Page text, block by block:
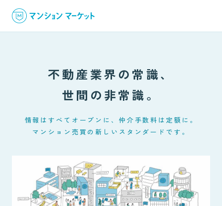
不動産業界の常識、
世間の非常識。
情報はすべてオープンに、仲介手数料は定額に。
マンション売買の新しいスタンダードです。